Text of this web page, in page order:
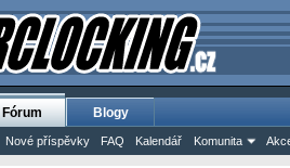
Fórum
Nové příspěvky FAQ Kalendář Komunita
Blogy